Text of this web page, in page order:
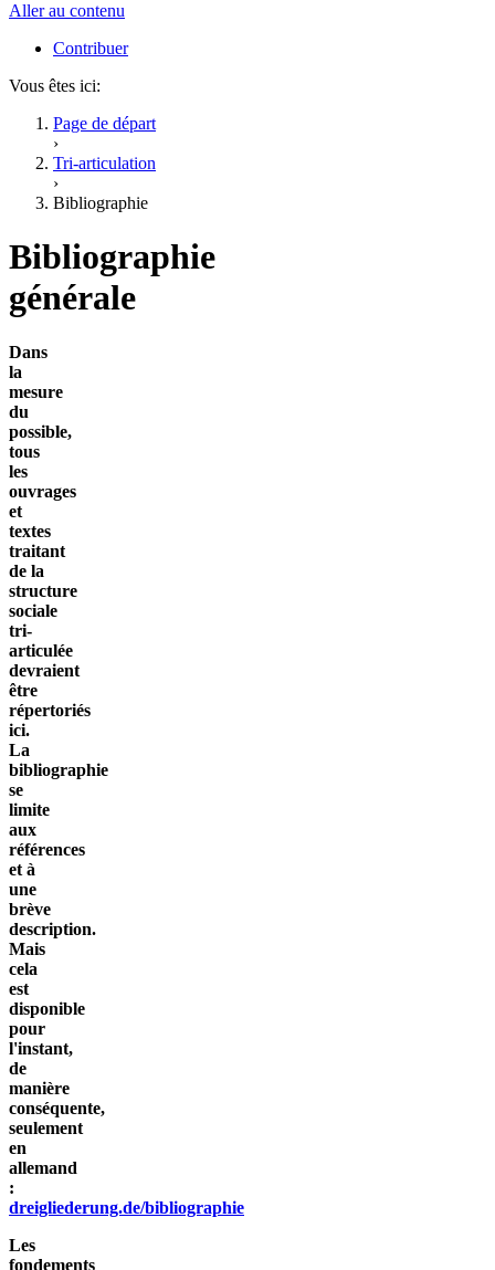
Aller au contenu
Contribuer
Vous êtes ici:
Page de départ
›
Tri-articulation
›
Bibliographie
Bibliographie
générale
Dans
la
mesure
du
possible,
tous
les
ouvrages
et
textes
traitant
de la
structure
sociale
tri-
articulée
devraient
être
répertoriés
ici.
La
bibliographie
se
limite
aux
références
et à
une
brève
description.
Mais
cela
est
disponible
pour
l'instant,
de
manière
conséquente,
seulement
en
allemand
:
dreigliederung.de/bibliographie
Les
fondements